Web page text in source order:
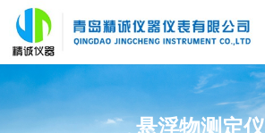
悬浮物测定仪